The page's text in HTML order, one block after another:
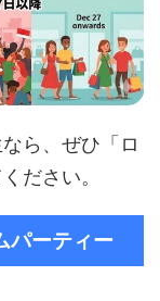
ら、ぜひ「ロ
ださい。
パーティー